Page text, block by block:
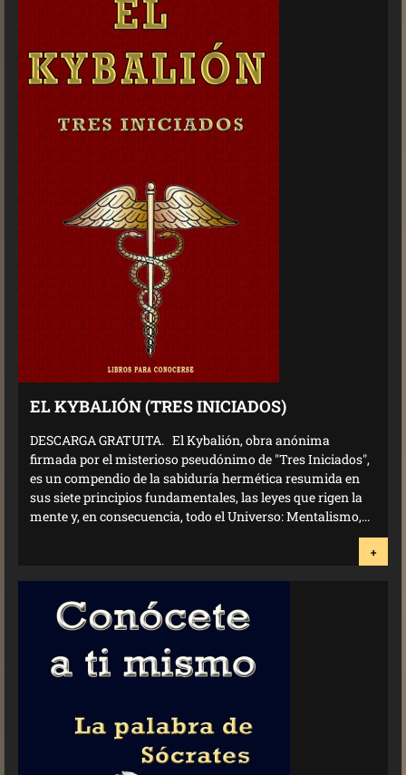
EL KYBALIÓN (TRES INICIADOS)
DESCARGA GRATUITA. El Kybalión, obra anónima
firmada por el misterioso pseudónimo de "Tres Iniciados",
es un compendio de la sabiduría hermética resumida en
sus siete principios fundamentales, las leyes que rigen la
mente y, en consecuencia, todo el Universo: Mentalismo,...
+